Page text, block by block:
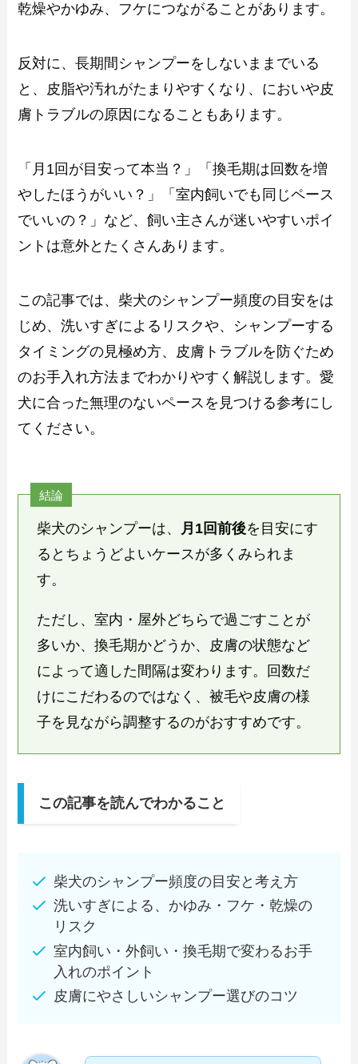
乾燥やかゆみ、フケにつながることがあります。
反対に、長期間シャンプーをしないままでいる
と、皮脂や汚れがたまりやすくなり、においや皮
膚トラブルの原因になることもあります。
「月1回が目安って本当？」「換毛期は回数を増
やしたほうがいい？」「室内飼いでも同じペース
でいいの？」など、飼い主さんが迷いやすいポイ
ントは意外とたくさんあります。
この記事では、柴犬のシャンプー頻度の目安をは
じめ、洗いすぎによるリスクや、シャンプーする
タイミングの見極め方、皮膚トラブルを防ぐため
のお手入れ方法までわかりやすく解説します。愛
犬に合った無理のないペースを見つける参考にし
てください。
結論
柴犬のシャンプーは、 月1回前後を目安にす
るとちょうどよいケースが多くみられま
す。
ただし、室内・屋外どちらで過ごすことが
多いか、換毛期かどうか、皮膚の状態など
によって適した間隔は変わります。回数だ
けにこだわるのではなく、被毛や皮膚の様
子を見ながら調整するのがおすすめです。
この記事を読んでわかること
柴犬のシャンプー頻度の目安と考え方
洗いすぎによる、かゆみ・フケ・乾燥の
リスク
室内飼い・外飼い・換毛期で変わるお手
入れのポイント
皮膚にやさしいシャンプー選びのコツ